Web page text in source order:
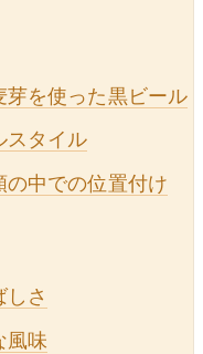
芽を使った黒ビール
スタイル
の中での位置付け
さ
風味